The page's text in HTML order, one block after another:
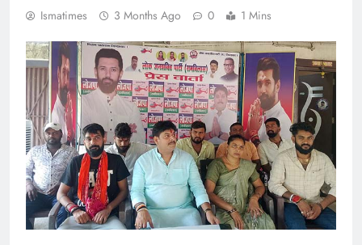
Ismatimes 3 Months Ago 0 1 Mins